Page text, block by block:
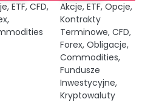
ETF, CFD,
Akcje, ETF, Opcje,
Kontrakty
Terminowe, CFD,
Forex, Obligacje,
Commodities,
Fundusze
Inwestycyjne,
Kryptowaluty